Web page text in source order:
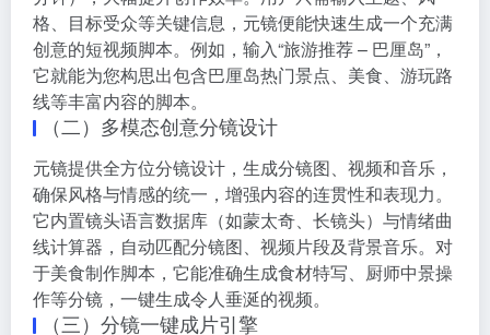
格、目标受众等关键信息，元镜便能快速生成一个充满
创意的短视频脚本。例如，输入“旅游推荐 – 巴厘岛”，
它就能为您构思出包含巴厘岛热门景点、美食、游玩路
线等丰富内容的脚本。
（二）多模态创意分镜设计
元镜提供全方位分镜设计，生成分镜图、视频和音乐，
确保风格与情感的统一，增强内容的连贯性和表现力。
它内置镜头语言数据库（如蒙太奇、长镜头）与情绪曲
线计算器，自动匹配分镜图、视频片段及背景音乐。对
于美食制作脚本，它能准确生成食材特写、厨师中景操
作等分镜，一键生成令人垂涎的视频。
（三）分镜一键成片引擎